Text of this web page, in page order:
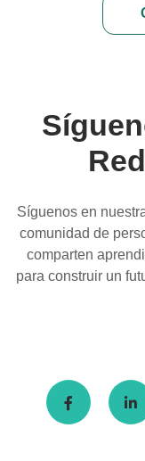
Síguenos en
comunidad de
comparten
para construir un